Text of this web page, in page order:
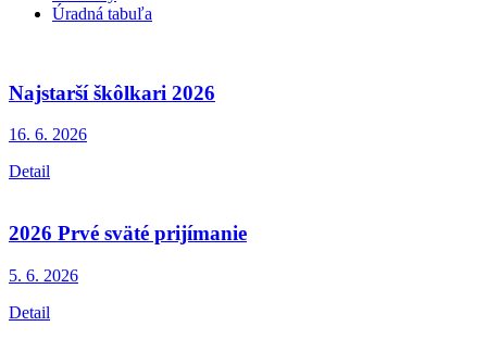
Úradná tabuľa
Najstarší škôlkari 2026
16. 6. 2026
Detail
2026 Prvé sväté prijímanie
5. 6. 2026
Detail